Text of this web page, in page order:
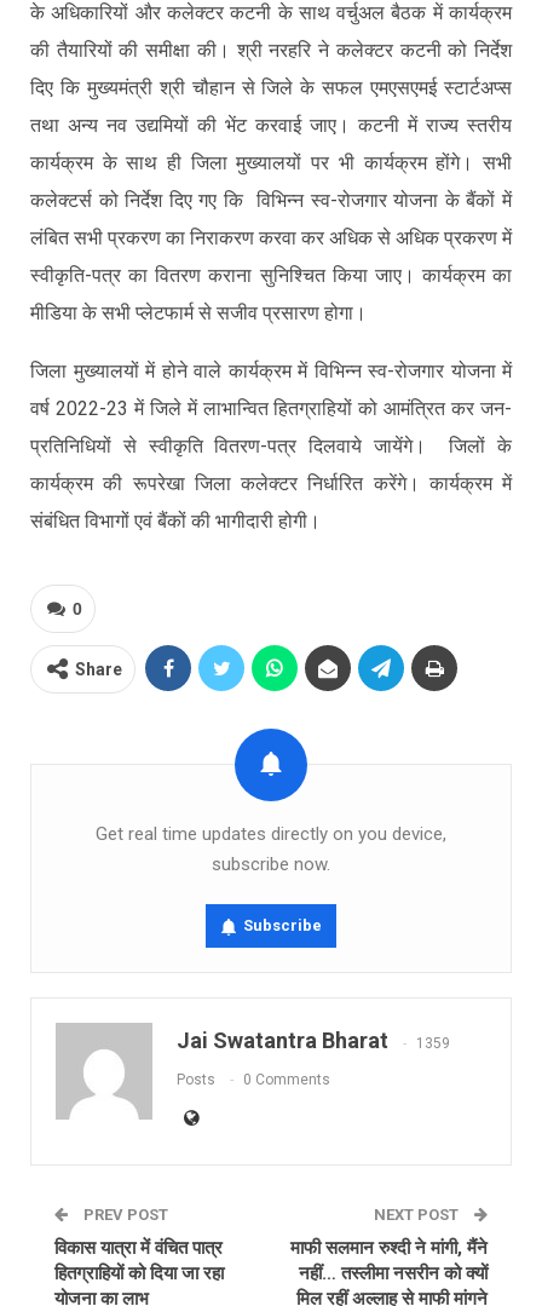
के अधिकारियों और कलेक्टर कटनी के साथ वर्चुअल बैठक में कार्यक्रम
की तैयारियों की समीक्षा की। श्री नरहरि ने कलेक्टर कटनी को निर्देश
दिए कि मुख्यमंत्री श्री चौहान से जिले के सफल एमएसएमई स्टार्टअप्स
तथा अन्य नव उद्यमियों की भेंट करवाई जाए। कटनी में राज्य स्तरीय
कार्यक्रम के साथ ही जिला मुख्यालयों पर भी कार्यक्रम होंगे। सभी
कलेक्टर्स को निर्देश दिए गए कि विभिन्न स्व-रोजगार योजना के बैंकों में
लंबित सभी प्रकरण का निराकरण करवा कर अधिक से अधिक प्रकरण में
स्वीकृति-पत्र का वितरण कराना सुनिश्चित किया जाए। कार्यक्रम का
मीडिया के सभी प्लेटफार्म से सजीव प्रसारण होगा।
जिला मुख्यालयों में होने वाले कार्यक्रम में विभिन्न स्व-रोजगार योजना में
वर्ष 2022-23 में जिले में लाभान्वित हितग्राहियों को आमंत्रित कर जन-
प्रतिनिधियों से स्वीकृति वितरण-पत्र दिलवाये जायेंगे। जिलों के
कार्यक्रम की रूपरेखा जिला कलेक्टर निर्धारित करेंगे। कार्यक्रम में
संबंधित विभागों एवं बैंकों की भागीदारी होगी।
0
Share
Get real time updates directly on you device,
subscribe now.
Subscribe
Jai Swatantra Bharat 1359
Posts 0 Comments
PREV POST
विकास यात्रा में वंचित पात्र
हितग्राहियों को दिया जा रहा
योजना का लाभ
NEXT POST
माफी सलमान रुश्दी ने मांगी, मैंने
नहीं… तस्लीमा नसरीन को क्‍यों
मिल रहीं अल्लाह से माफी मांगने